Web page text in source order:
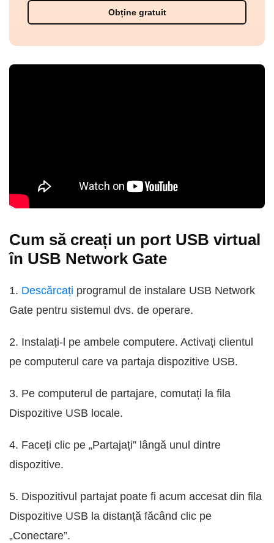
Obține gratuit
Cum să creați un port USB virtual
în USB Network Gate
1. Descărcați programul de instalare USB Network
Gate pentru sistemul dvs. de operare.
2. Instalați-l pe ambele computere. Activați clientul
pe computerul care va partaja dispozitive USB.
3. Pe computerul de partajare, comutați la fila
Dispozitive USB locale.
4. Faceți clic pe „Partajați” lângă unul dintre
dispozitive.
5. Dispozitivul partajat poate fi acum accesat din fila
Dispozitive USB la distanță făcând clic pe
„Conectare”.